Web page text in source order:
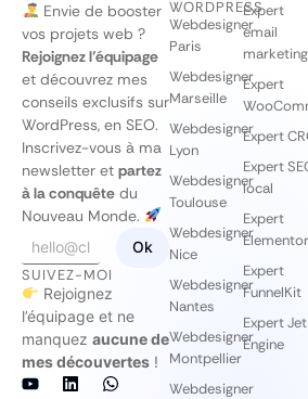
Envie de booster
vos projets web ?
Rejoignez l’équipage
et découvrez mes
conseils exclusifs sur
WordPress, en SEO.
Inscrivez-vous à ma
newsletter et partez
à la conquête du
Nouveau Monde.
m
a
i
l
*
E
m
a
m
a
i
l
Ok
SUIVEZ-MOI
Rejoignez
l’équipage et ne
manquez aucune de
mes découvertes !
WORDPRESS
Webdesigner
Paris
Webdesigner
Marseille
Webdesigner
Lyon
Webdesigner
Toulouse
Webdesigner
Nice
Webdesigner
Nantes
Webdesigner
Montpellier
Webdesigner
Expert
email
marketing
Expert
Expert
Expert
local
Expert
Elementor
Expert
FunnelKit
Expert Jet
Engine